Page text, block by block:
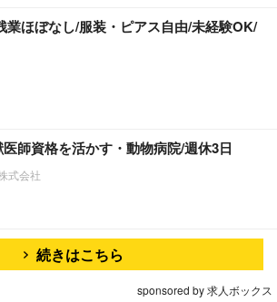
業ほぼなし/服装・ピアス自由/未経験OK/
師資格を活かす・動物病院/週休3日
式会社
続きはこちら
sponsored by 求人ボックス